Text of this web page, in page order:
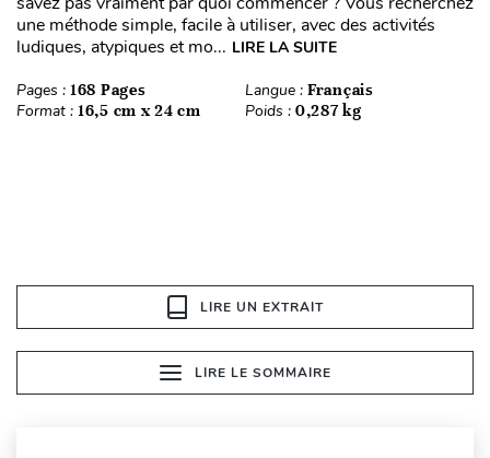
une méthode simple, facile à utiliser, avec des activités
ludiques, atypiques et mo... LIRE LA SUITE
Pages : 168 Pages Langue : Français
Format : 16,5 cm x 24 cm Poids : 0,287 kg
LIRE UN EXTRAIT
LIRE LE SOMMAIRE